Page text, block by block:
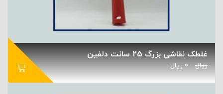
غلطک نقاشی بزرگ 25 سانت دلفین
ریال 0 ریال